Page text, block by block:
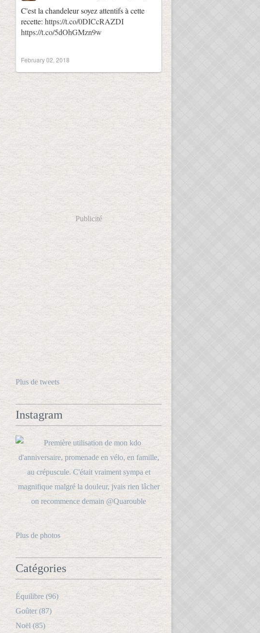
C'est la chandeleur soyez attentifs à cette
recette: https://t.co/0DICcRAZDI
https://t.co/5dOhGMzn9w
February 02, 2018
Publicité
Plus de tweets
Instagram
Plus de photos
Catégories
Équilibre (96)
Goûter (87)
Noël (85)